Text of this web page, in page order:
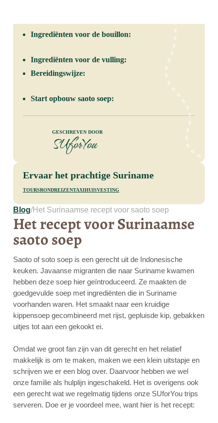
Blog/Het Surinaamse recept voor saoto soep
Het recept voor Surinaamse
saoto soep
Saoto of soto soep is een gerecht uit de Indonesische
keuken. Javaanse migranten die naar Suriname kwamen
hebben deze soep hier geïntroduceerd. Ze maakten de
goedgevulde soep met ingrediënten die in Suriname
voorhanden waren. Het smaakt naar een kruidige
kippensoep gecombineerd met rijst, gepluisde kip, gebakken
uitjes tot aan een gekookt ei.
Omdat we groot fan zijn van dit gerecht en het relatief
makkelijk is om te maken, maken we een klein uitstapje en
schrijven we er een blog over. Daarvoor hebben we wel
onze familie als hulplijn ingeschakeld. Het is overigens ook
een gerecht wat we regelmatig tijdens onze SUforYou trips
serveren. Doe er je voordeel mee, want hier is het recept:
Ingrediënten voor de bouillon:
Ingrediënten voor de vulling:
Bereidingswijze:
Start opbouw saoto soep:
Geschreven door
SUforYou
Ervaar het prachtige Suriname
toursrondreizentaxihuisvesting